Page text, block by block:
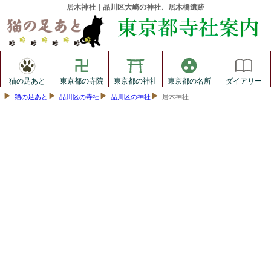
居木神社｜品川区大崎の神社、居木橋遺跡
猫の足あと 東京都の寺院 東京都の神社 東京都の名所 ダイアリー
猫の足あと 品川区の寺社 品川区の神社 居木神社